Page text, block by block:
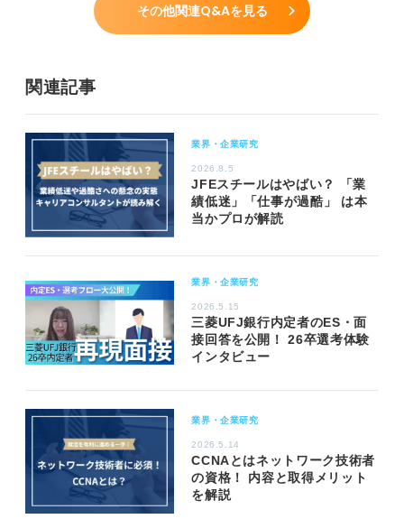
その他関連Q&Aを見る
関連記事
業界・企業研究
2026.8.5
JFEスチールはやばい？ 「業
績低迷」「仕事が過酷」 は本
当かプロが解読
業界・企業研究
2026.5.15
三菱UFJ銀行内定者のES・面
接回答を公開！ 26卒選考体験
インタビュー
業界・企業研究
2026.5.14
CCNAとはネットワーク技術者
の資格！ 内容と取得メリット
を解説